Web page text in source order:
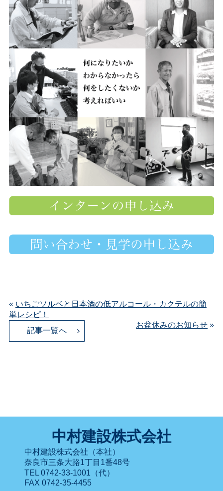
« いちごソルベと日本酒の低アルコール・カクテルの簡
単レシピ！
記事一覧へ
お盆休みのお知らせ »
中村建設株式会社
中村建設株式会社（本社）
奈良市三条大路1丁目1番48号
TEL 0742-33-1001（代）
FAX 0742-35-4455